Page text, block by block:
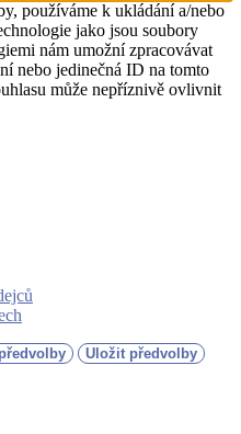
používáme k ukládání a/nebo
jako jsou soubory
nám umožní zpracovávat
nebo jedinečná ID na tomto
může nepříznivě ovlivnit
Uložit předvolby